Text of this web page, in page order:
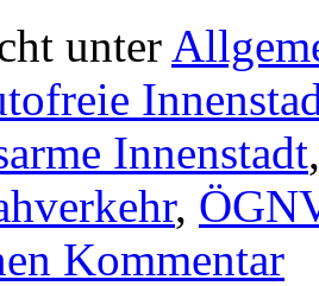
unter
Innenstadt
,
Kommentar